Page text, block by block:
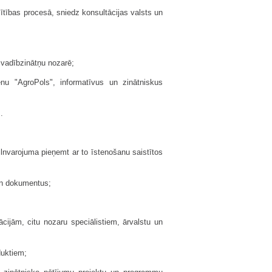
procesā, sniedz konsultācijas valsts un
nozarē;
"AgroPols", informatīvus un zinātniskus
pieņemt ar to īstenošanu saistītos
dokumentus;
citu nozaru speciālistiem, ārvalstu un